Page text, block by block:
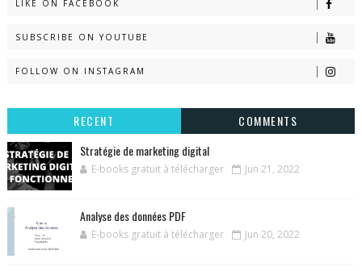
LIKE ON FACEBOOK
SUBSCRIBE ON YOUTUBE
FOLLOW ON INSTAGRAM
RECENT
COMMENTS
Stratégie de marketing digital
E-books gratuit à télécharger Jun 21, 2022
Analyse des données PDF
E-books gratuit à télécharger Jun 20, 2022